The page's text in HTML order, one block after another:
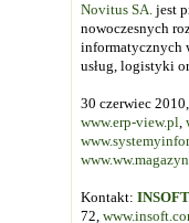
Novitus SA. jest
nowoczesnych
informatycznych
usług, logistyki
30 czerwiec 2010,
www.erp-view.pl,
Kontakt:
72,